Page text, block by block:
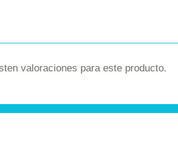
valoraciones para este producto.